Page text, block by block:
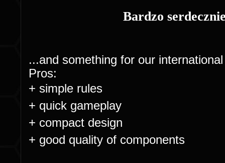
Bardzo
...and something for our
Pros:
+ simple rules
+ quick gameplay
+ compact design
+ good quality of components